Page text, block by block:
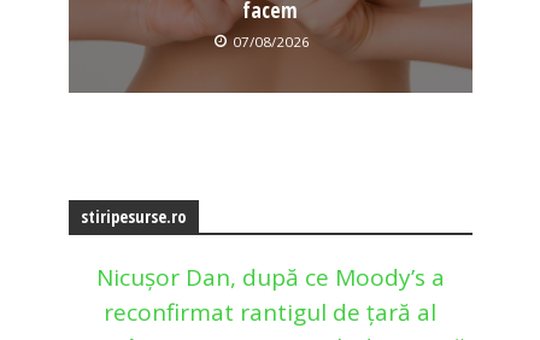
facem
07/08/2026
stiripesurse.ro
Nicușor Dan, după ce Moody’s a
reconfirmat rantigul de țară al